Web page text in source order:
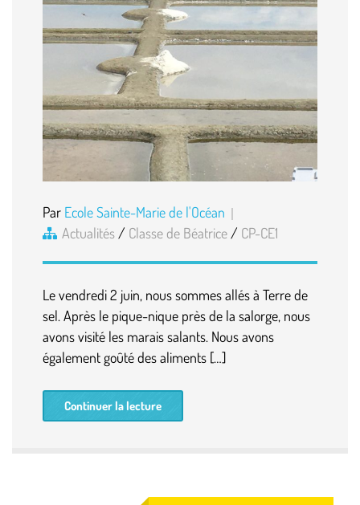
Par Ecole Sainte-Marie de l'Océan
Actualités / Classe de Béatrice / CP-CE1
Le vendredi 2 juin, nous sommes allés à Terre de
sel. Après le pique-nique près de la salorge, nous
avons visité les marais salants. Nous avons
également goûté des aliments […]
Continuer la lecture